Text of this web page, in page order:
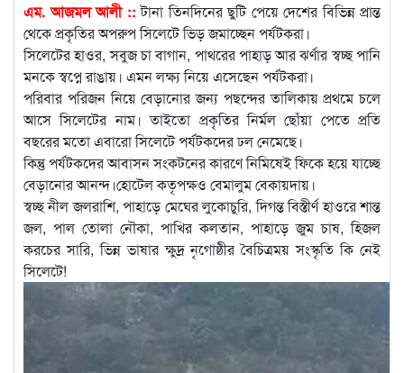
এম. আজমল আলী :: টানা তিনদিনের ছুটি পেয়ে দেশের বিভিন্ন প্রান্ত
থেকে প্রকৃতির অপরুপ সিলেটে ভিড় জমাচ্ছেন পর্যটকরা।
সিলেটের হাওর, সবুজ চা বাগান, পাথরের পাহাড় আর ঝর্ণার স্বচ্ছ পানি
মনকে স্বপ্নে রাঙায়। এমন লক্ষ্য নিয়ে এসেছেন পর্যটকরা।
পরিবার পরিজন নিয়ে বেড়ানোর জন্য পছন্দের তালিকায় প্রথমে চলে
আসে সিলেটের নাম। তাইতো প্রকৃতির নির্মল ছোঁয়া পেতে প্রতি
বছরের মতো এবারো সিলেটে পর্যটকদের ঢল নেমেছে।
কিন্তু পর্যটকদের আবাসন সংকটনের কারণে নিমিষেই ফিকে হয়ে যাচ্ছে
বেড়ানোর আনন্দ।হোটেল কতৃপক্ষও বেমালুম বেকায়দায়।
স্বচ্ছ নীল জলরাশি, পাহাড়ে মেঘের লুকোচুরি, দিগন্ত বিস্তীর্ণ হাওরে শান্ত
জল, পাল তোলা নৌকা, পাখির কলতান, পাহাড়ে জুম চাষ, হিজল
করচের সারি, ভিন্ন ভাষার ক্ষুদ্র নৃগোষ্ঠীর বৈচিত্রময় সংস্কৃতি কি নেই
সিলেটে!